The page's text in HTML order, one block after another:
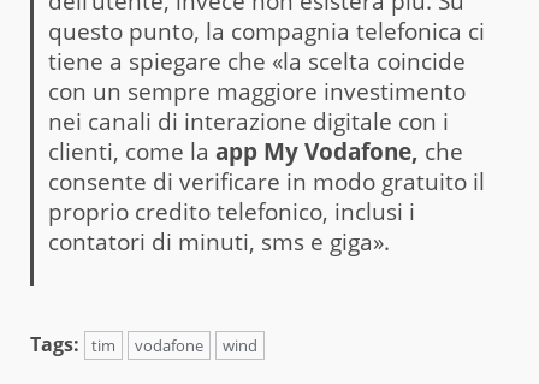
questo punto, la compagnia telefonica ci
tiene a spiegare che «la scelta coincide
con un sempre maggiore investimento
nei canali di interazione digitale con i
clienti, come la app My Vodafone, che
consente di verificare in modo gratuito il
proprio credito telefonico, inclusi i
contatori di minuti, sms e giga».
Tags: tim vodafone wind